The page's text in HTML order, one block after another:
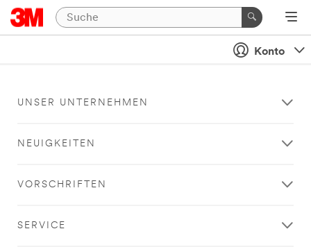
Konto
UNSER UNTERNEHMEN
NEUIGKEITEN
VORSCHRIFTEN
SERVICE